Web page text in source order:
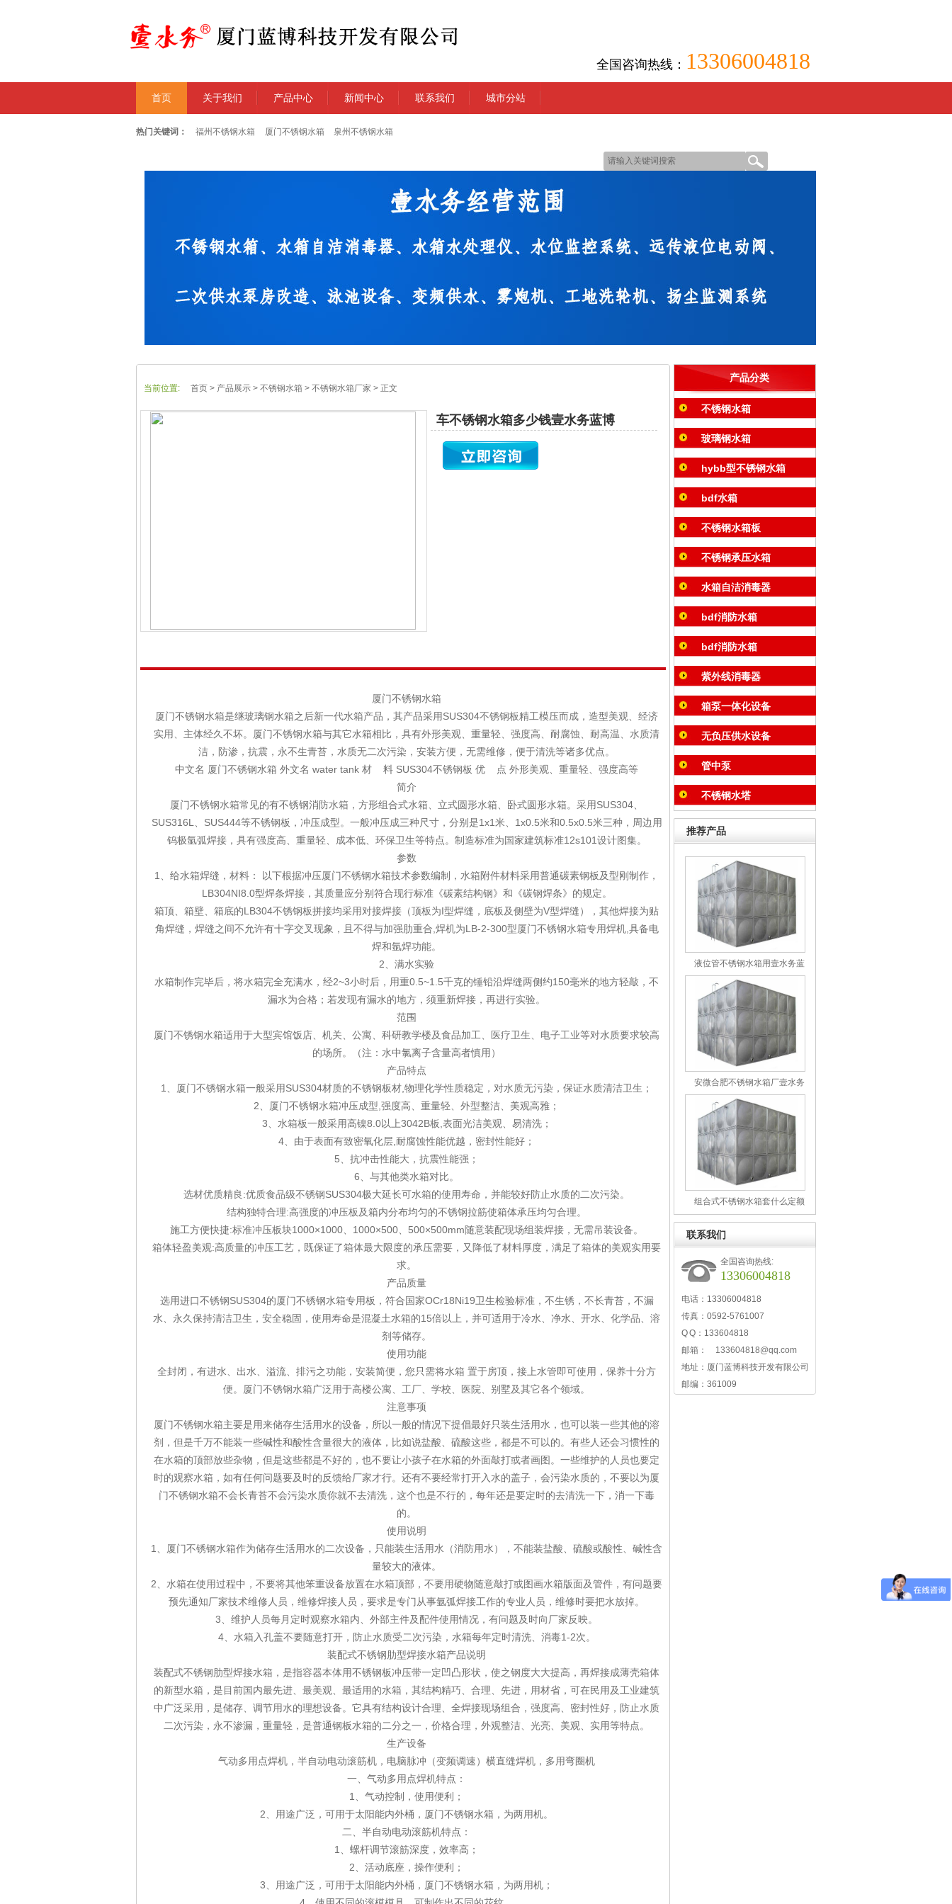
全国咨询热线： 13306004818
首页 关于我们 产品中心 新闻中心 联系我们 城市分站
热门关键词： 福州不锈钢水箱 厦门不锈钢水箱 泉州不锈钢水箱
当前位置: 首页 > 产品展示 > 不锈钢水箱 > 不锈钢水箱厂家 > 正文
车不锈钢水箱多少钱壹水务蓝博
厦门不锈钢水箱
厦门不锈钢水箱是继玻璃钢水箱之后新一代水箱产品，其产品采用SUS304不锈钢板精工模压而成，造型美观、经济
实用、主体经久不坏。厦门不锈钢水箱与其它水箱相比，具有外形美观、重量轻、强度高、耐腐蚀、耐高温、水质清
洁，防渗，抗震，永不生青苔，水质无二次污染，安装方便，无需维修，便于清洗等诸多优点。
中文名 厦门不锈钢水箱 外文名 water tank 材 料 SUS304不锈钢板 优 点 外形美观、重量轻、强度高等
简介
厦门不锈钢水箱常见的有不锈钢消防水箱，方形组合式水箱、立式圆形水箱、卧式圆形水箱。采用SUS304、
SUS316L、SUS444等不锈钢板，冲压成型。一般冲压成三种尺寸，分别是1x1米、1x0.5米和0.5x0.5米三种，周边用
钨极氩弧焊接，具有强度高、重量轻、成本低、环保卫生等特点。制造标准为国家建筑标准12s101设计图集。
参数
1、给水箱焊缝，材料： 以下根据冲压厦门不锈钢水箱技术参数编制，水箱附件材料采用普通碳素钢板及型刚制作，
LB304NI8.0型焊条焊接，其质量应分别符合现行标准《碳素结构钢》和《碳钢焊条》的规定。
箱顶、箱壁、箱底的LB304不锈钢板拼接均采用对接焊接（顶板为I型焊缝，底板及侧壁为V型焊缝），其他焊接为贴
角焊缝，焊缝之间不允许有十字交叉现象，且不得与加强肋重合,焊机为LB-2-300型厦门不锈钢水箱专用焊机,具备电
焊和氩焊功能。
2、满水实验
水箱制作完毕后，将水箱完全充满水，经2~3小时后，用重0.5~1.5千克的锤铅沿焊缝两侧约150毫米的地方轻敲，不
漏水为合格；若发现有漏水的地方，须重新焊接，再进行实验。
范围
厦门不锈钢水箱适用于大型宾馆饭店、机关、公寓、科研教学楼及食品加工、医疗卫生、电子工业等对水质要求较高
的场所。（注：水中氯离子含量高者慎用）
产品特点
1、厦门不锈钢水箱一般采用SUS304材质的不锈钢板材,物理化学性质稳定，对水质无污染，保证水质清洁卫生；
2、厦门不锈钢水箱冲压成型,强度高、重量轻、外型整洁、美观高雅；
3、水箱板一般采用高镍8.0以上3042B板,表面光洁美观、易清洗；
4、由于表面有致密氧化层,耐腐蚀性能优越，密封性能好；
5、抗冲击性能大，抗震性能强；
6、与其他类水箱对比。
选材优质精良:优质食品级不锈钢SUS304极大延长可水箱的使用寿命，并能较好防止水质的二次污染。
结构独特合理:高强度的冲压板及箱内分布均匀的不锈钢拉筋使箱体承压均匀合理。
施工方便快捷:标准冲压板块1000×1000、1000×500、500×500mm随意装配现场组装焊接，无需吊装设备。
箱体轻盈美观:高质量的冲压工艺，既保证了箱体最大限度的承压需要，又降低了材料厚度，满足了箱体的美观实用要
求。
产品质量
选用进口不锈钢SUS304的厦门不锈钢水箱专用板，符合国家OCr18Ni19卫生检验标准，不生锈，不长青苔，不漏
水、永久保持清洁卫生，安全稳固，使用寿命是混凝土水箱的15倍以上，并可适用于冷水、净水、开水、化学品、溶
剂等储存。
使用功能
全封闭，有进水、出水、溢流、排污之功能，安装简便，您只需将水箱 置于房顶，接上水管即可使用，保养十分方
便。厦门不锈钢水箱广泛用于高楼公寓、工厂、学校、医院、别墅及其它各个领域。
注意事项
厦门不锈钢水箱主要是用来储存生活用水的设备，所以一般的情况下提倡最好只装生活用水，也可以装一些其他的溶
剂，但是千万不能装一些碱性和酸性含量很大的液体，比如说盐酸、硫酸这些，都是不可以的。有些人还会习惯性的
在水箱的顶部放些杂物，但是这些都是不好的，也不要让小孩子在水箱的外面敲打或者画图。一些维护的人员也要定
时的观察水箱，如有任何问题要及时的反馈给厂家才行。还有不要经常打开入水的盖子，会污染水质的，不要以为厦
门不锈钢水箱不会长青苔不会污染水质你就不去清洗，这个也是不行的，每年还是要定时的去清洗一下，消一下毒
的。
使用说明
1、厦门不锈钢水箱作为储存生活用水的二次设备，只能装生活用水（消防用水），不能装盐酸、硫酸或酸性、碱性含
量较大的液体。
2、水箱在使用过程中，不要将其他笨重设备放置在水箱顶部，不要用硬物随意敲打或图画水箱版面及管件，有问题要
预先通知厂家技术维修人员，维修焊接人员，要求是专门从事氩弧焊接工作的专业人员，维修时要把水放掉。
3、维护人员每月定时观察水箱内、外部主件及配件使用情况，有问题及时向厂家反映。
4、水箱入孔盖不要随意打开，防止水质受二次污染，水箱每年定时清洗、消毒1-2次。
装配式不锈钢肋型焊接水箱产品说明
装配式不锈钢肋型焊接水箱，是指容器本体用不锈钢板冲压带一定凹凸形状，使之钢度大大提高，再焊接成薄壳箱体
的新型水箱，是目前国内最先进、最美观、最适用的水箱，其结构精巧、合理、先进，用材省，可在民用及工业建筑
中广泛采用，是储存、调节用水的理想设备。它具有结构设计合理、全焊接现场组合，强度高、密封性好，防止水质
二次污染，永不渗漏，重量轻，是普通钢板水箱的二分之一，价格合理，外观整洁、光亮、美观、实用等特点。
生产设备
气动多用点焊机，半自动电动滚筋机，电脑脉冲（变频调速）横直缝焊机，多用弯圈机
一、气动多用点焊机特点：
1、气动控制，使用便利；
2、用途广泛，可用于太阳能内外桶，厦门不锈钢水箱，为两用机。
二、半自动电动滚筋机特点：
1、螺杆调节滚筋深度，效率高；
2、活动底座，操作便利；
3、用途广泛，可用于太阳能内外桶，厦门不锈钢水箱，为两用机；
产品分类
不锈钢水箱
玻璃钢水箱
hybb型不锈钢水箱
bdf水箱
不锈钢水箱板
不锈钢承压水箱
水箱自洁消毒器
bdf消防水箱
bdf消防水箱
紫外线消毒器
箱泵一体化设备
无负压供水设备
管中泵
不锈钢水塔
推荐产品
液位管不锈钢水箱用壹水务蓝
博
安微合肥不锈钢水箱厂壹水务
蓝博
组合式不锈钢水箱套什么定额
壹水务牌厦门蓝博水箱出品
联系我们
全国咨询热线:
13306004818
电话：13306004818
传真：0592-5761007
Q Q：133604818
邮箱：
133604818@qq.com
地址：厦门蓝博科技开发有限公司
邮编：361009